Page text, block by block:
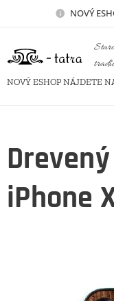
NOVÝ
NOVÝ ESHOP NÁJDETE
iPhone